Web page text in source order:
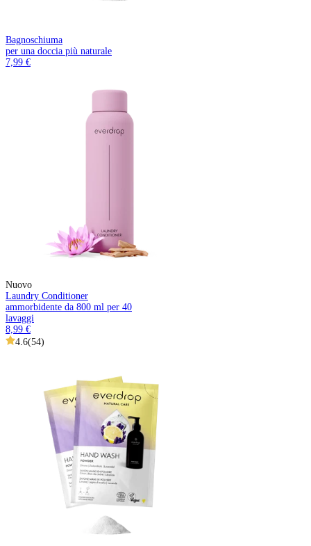
Bagnoschiuma
per una doccia più naturale
7,99 €
Nuovo
Laundry Conditioner
ammorbidente da 800 ml per 40
lavaggi
8,99 €
4.6(54)